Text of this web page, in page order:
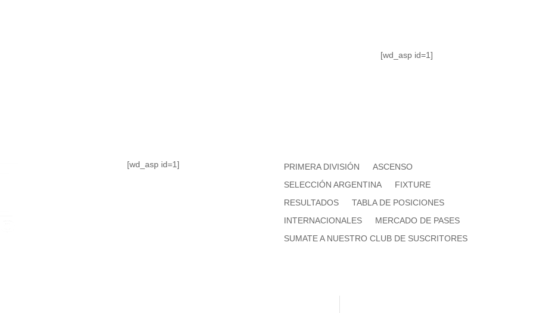
[wd_asp id=1]
[wd_asp id=1] PRIMERA DIVISIÓN
ASCENSO
SELECCIÓN ARGENTINA
FIXTURE
RESULTADOS
TABLA DE POSICIONES
INTERNACIONALES
MERCADO DE PASES
SUMATE A NUESTRO CLUB DE SUSCRITORES